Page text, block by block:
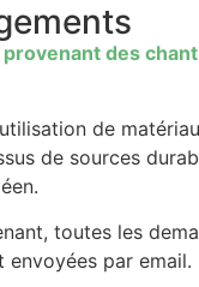
des
de
de sources
toutes les
par email.